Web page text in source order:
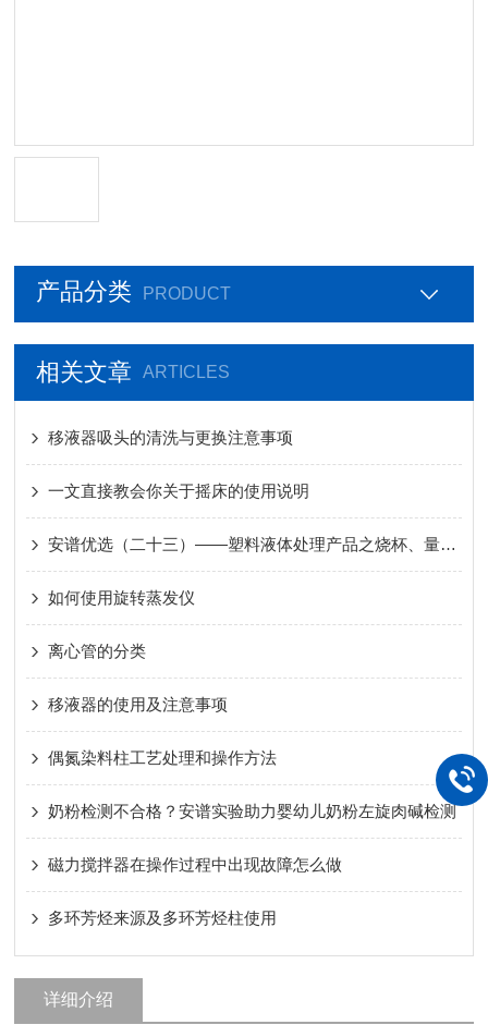
产品分类 PRODUCT
相关文章 ARTICLES
移液器吸头的清洗与更换注意事项
一文直接教会你关于摇床的使用说明
安谱优选（二十三）——塑料液体处理产品之烧杯、量筒、容量瓶
如何使用旋转蒸发仪
离心管的分类
移液器的使用及注意事项
偶氮染料柱工艺处理和操作方法
奶粉检测不合格？安谱实验助力婴幼儿奶粉左旋肉碱检测
磁力搅拌器在操作过程中出现故障怎么做
多环芳烃来源及多环芳烃柱使用
详细介绍